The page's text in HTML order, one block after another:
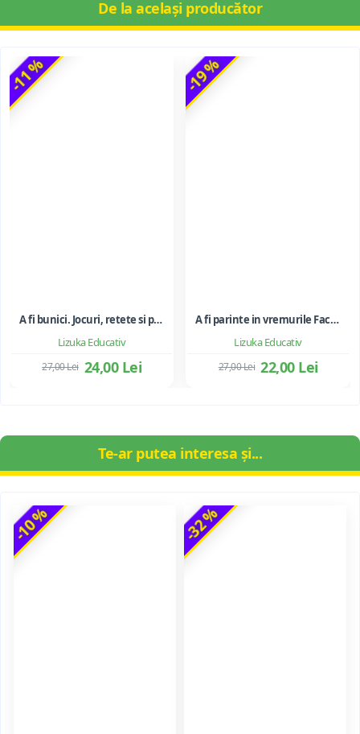
De la același producător
-11 %
Lizuka Educativ
A fi bunici. Jocuri, retete si povesti pentru a va bucura de timpul petrecut alaturi de nepoti
24,00 Lei
27,00 Lei
-19 %
Lizuka Educativ
A fi parinte in vremurile Facebook si WhatsApp - gestionarea oportunitatilor si riscurilor noilor tehnologii
22,00 Lei
27,00 Lei
Te-ar putea interesa și...
-10 % -32 %